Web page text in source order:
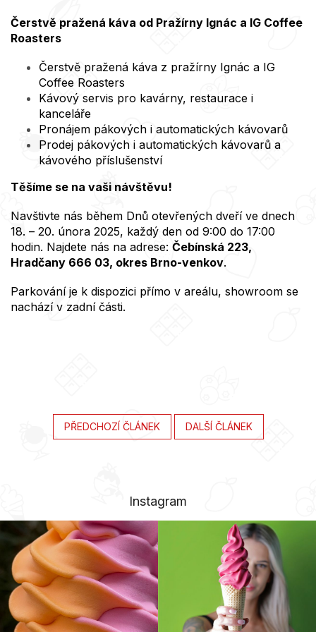
Čerstvě pražená káva od Pražírny Ignác a IG Coffee
Roasters
Čerstvě pražená káva z pražírny Ignác a IG
Coffee Roasters
Kávový servis pro kavárny, restaurace i
kanceláře
Pronájem pákových i automatických kávovarů
Prodej pákových i automatických kávovarů a
kávového příslušenství
Těšíme se na vaši návštěvu!
Navštivte nás během Dnů otevřených dveří ve dnech
18. – 20. února 2025, každý den od 9:00 do 17:00
hodin. Najdete nás na adrese: Čebínská 223,
Hradčany 666 03, okres Brno-venkov.
Parkování je k dispozici přímo v areálu, showroom se
nachází v zadní části.
PŘEDCHOZÍ ČLÁNEK DALŠÍ ČLÁNEK
Instagram